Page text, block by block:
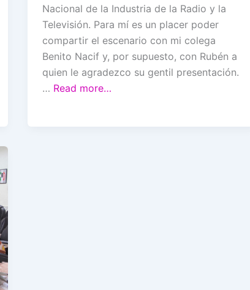
Nacional de la Industria de la Radio y la
Televisión. Para mí es un placer poder
compartir el escenario con mi colega
Benito Nacif y, por supuesto, con Rubén a
quien le agradezco su gentil presentación.
… Read more…